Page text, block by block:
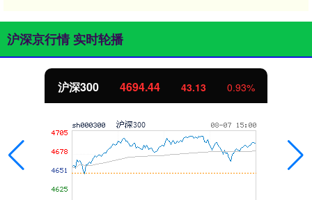
沪深京行情 实时轮播
北证50 1134.24 11.37 1.01%